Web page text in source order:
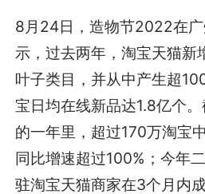
8月24日，造物节2022在
示，过去两年，淘宝天猫新
叶子类目，并从中产生超
宝日均在线新品达1.8亿个
的一年里，超过170万淘宝
同比增速超过100%；今年
驻淘宝天猫商家在3个月内